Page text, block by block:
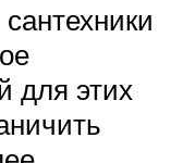
для этих